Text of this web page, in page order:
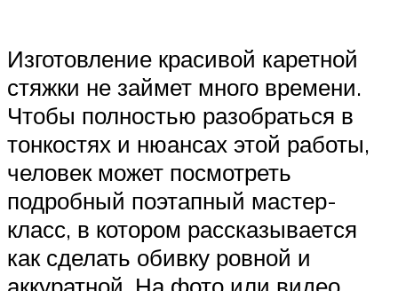
Изготовление красивой каретной
стяжки не займет много времени.
Чтобы полностью разобраться в
тонкостях и нюансах этой работы,
человек может посмотреть
подробный поэтапный мастер-
класс, в котором рассказывается
как сделать обивку ровной и